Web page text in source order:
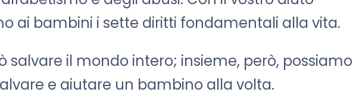
ai bambini i sette diritti fondamentali alla vita.
salvare il mondo intero; insieme, però, possiamo
e aiutare un bambino alla volta.